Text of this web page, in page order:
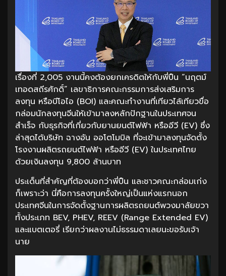
เรื่องที่ 2,005 งานนี้คงต้องยกเครดิตให้กับพี่ปืน “นฤตม์
เทอดสถีรศักดิ์” เลขาธิการคณะกรรมการส่งเสริมการ
ลงทุน หรือบีโอไอ (BOI) และคณะทำงานที่เทียวไล้เทียวขื่อ
กล่อมนักลงทุนจีนให้เข้ามาลงหลักปักฐานในประเทศจน
สำเร็จ กับธุรกิจที่เกี่ยวกับยานยนต์ไฟฟ้า หรืออีวี (EV) ซึ่ง
ล่าสุดได้บริษัท ฉางอัน ออโตโมบิล ที่จะเข้ามาลงทุนจัดตั้ง
โรงงานผลิตรถยนต์ไฟฟ้า หรืออีวี (EV) ในประเทศไทย
ด้วยเงินลงทุน 9,800 ล้านบาท
ประเด็นที่สำคัญที่ต้องบอกว่าพี่ปืน และชาวคณะกล่อมเก่ง
ก็เพราะว่า นี่คือการลงทุนครั้งใหญ่เป็นแห่งแรกนอก
ประเทศจีนในการจัดตั้งฐานการผลิตรถยนต์พวงมาลัยขวา
ทั้งประเภท BEV, PHEV, REEV (Range Extended EV)
และแบตเตอรี่ เรียกว่าผลงานไม่ธรรมดาเลยนะขอรับเจ้า
นาย